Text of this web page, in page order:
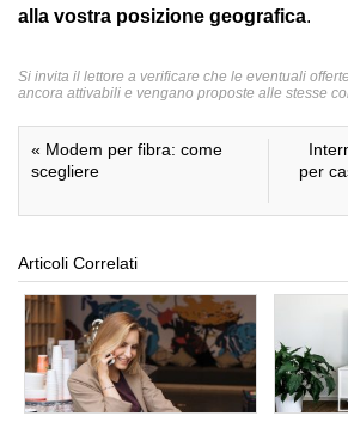
alla vostra posizione geografica.
Si invita il lettore a verificare che le eventuali
ancora attivabili e vengano proposte alle stesse
« Modem per fibra: come
scegliere
per
Articoli Correlati